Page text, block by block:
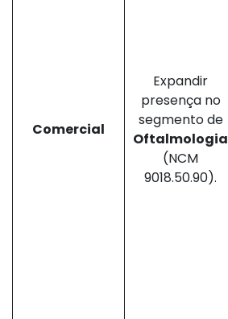
Comercial
Expandir
presença no
segmento de
Oftalmologia
(NCM
9018.50.90).